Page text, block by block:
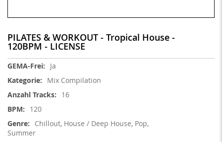
PILATES & WORKOUT - Tropical House -
120BPM - LICENSE
Weitere
Informationen
Ja
Mix Compilation
16
120
Chillout, House / Deep House, Pop,
Summer